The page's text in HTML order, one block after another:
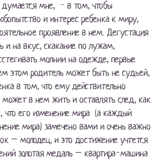
думается мне, - в том, чтобы
и интерес ребенка к миру,
проявление в нем. Дегустация
и на вкус, скакание по лужам,
молнии на одежде, первые
этом родитель может быть не судьей,
в том, что ему действительно
может в нем жить и оставлять след, как
что его изменение мира (а каждый
мира) замечено вами и очень важно
– молодец, и это достижение учтется
золотая медаль – квартира-машина